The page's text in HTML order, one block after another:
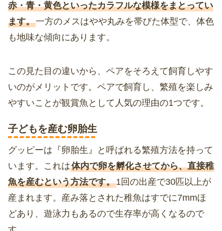
赤・青・黄色といったカラフルな模様をまとってい
ます。一方のメスはやや丸みを帯びた体型で、体色
も地味な傾向にあります。
この見た目の違いから、ペアをそろえて飼育しやす
いのがメリットです。ペアで飼育し、繁殖を楽しみ
やすいことが観賞魚として人気の理由の1つです。
子どもを産む卵胎生
グッピーは『卵胎生』と呼ばれる繁殖方法を持って
います。これは体内で卵を孵化させてから、直接稚
魚を産むという方法です。1回の出産で30匹以上が
産まれます。産み落とされた稚魚はすでに7mmほ
どあり、遊泳力もあるので生存率が高くなるので